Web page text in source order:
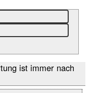
ist immer nach